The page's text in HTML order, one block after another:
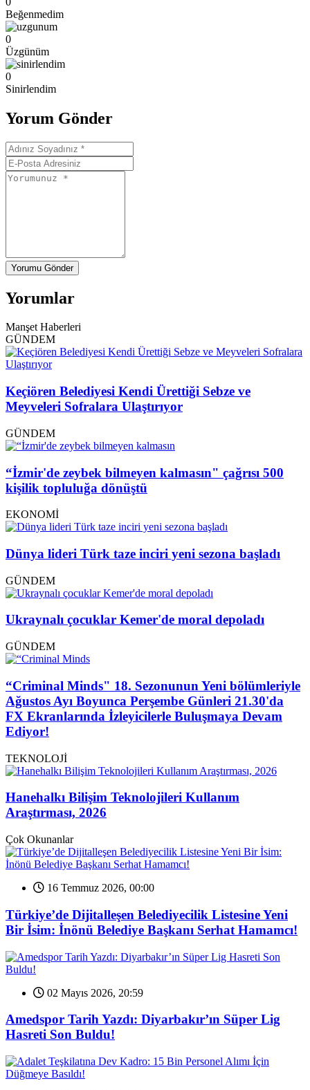
Beğenmedim
0
Üzgünüm
0
Sinirlendim
Yorum Gönder
Yorumu Gönder
Yorumlar
Manşet Haberleri
GÜNDEM
Keçiören Belediyesi Kendi Ürettiği Sebze ve
Meyveleri Sofralara Ulaştırıyor
GÜNDEM
“İzmir'de zeybek bilmeyen kalmasın" çağrısı 500
kişilik topluluğa dönüştü
EKONOMİ
Dünya lideri Türk taze inciri yeni sezona başladı
GÜNDEM
Ukraynalı çocuklar Kemer'de moral depoladı
GÜNDEM
“Criminal Minds" 18. Sezonunun Yeni bölümleriyle
Ağustos Ayı Boyunca Perşembe Günleri 21.30'da
FX Ekranlarında İzleyicilerle Buluşmaya Devam
Ediyor!
TEKNOLOJİ
Hanehalkı Bilişim Teknolojileri Kullanım
Araştırması, 2026
Çok Okunanlar
16 Temmuz 2026, 00:00
Türkiye’de Dijitalleşen Belediyecilik Listesine Yeni
Bir İsim: İnönü Belediye Başkanı Serhat Hamamcı!
02 Mayıs 2026, 20:59
Amedspor Tarih Yazdı: Diyarbakır’ın Süper Lig
Hasreti Son Buldu!